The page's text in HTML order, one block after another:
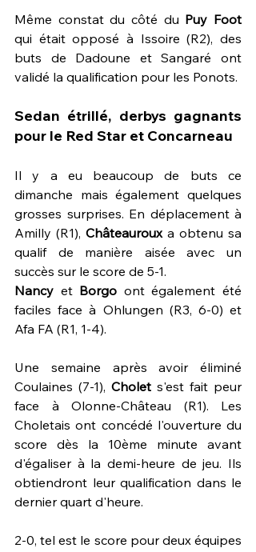
Même constat du côté du Puy Foot
qui était opposé à Issoire (R2), des
buts de Dadoune et Sangaré ont
validé la qualification pour les Ponots.
Sedan étrillé, derbys gagnants
pour le Red Star et Concarneau
Il y a eu beaucoup de buts ce
dimanche mais également quelques
grosses surprises. En déplacement à
Amilly (R1), Châteauroux a obtenu sa
qualif de manière aisée avec un
succès sur le score de 5-1.
Nancy et Borgo ont également été
faciles face à Ohlungen (R3, 6-0) et
Afa FA (R1, 1-4).
Une semaine après avoir éliminé
Coulaines (7-1), Cholet s'est fait peur
face à Olonne-Château (R1). Les
Choletais ont concédé l'ouverture du
score dès la 10ème minute avant
d'égaliser à la demi-heure de jeu. Ils
obtiendront leur qualification dans le
dernier quart d'heure.
2-0, tel est le score pour deux équipes